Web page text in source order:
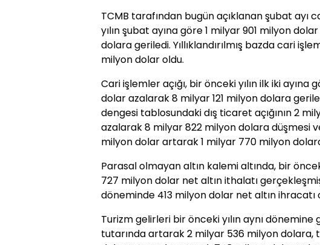
TCMB tarafından bugün açıklanan şubat ayı
yılın şubat ayına göre 1 milyar 901 milyon
dolara geriledi. Yıllıklandırılmış bazda cari
milyon dolar oldu.
Cari işlemler açığı, bir önceki yılın ilk iki
dolar azalarak 8 milyar 121 milyon dolara
dengesi tablosundaki dış ticaret açığının 2
azalarak 8 milyar 822 milyon dolara düşmesi
milyon dolar artarak 1 milyar 770 milyon
Parasal olmayan altın kalemi altında, bir
727 milyon dolar net altın ithalatı
döneminde 413 milyon dolar net altın ihracatı
Turizm gelirleri bir önceki yılın aynı
tutarında artarak 2 milyar 536 milyon dolara,